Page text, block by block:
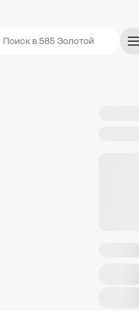
Поиск в 585 Золотой